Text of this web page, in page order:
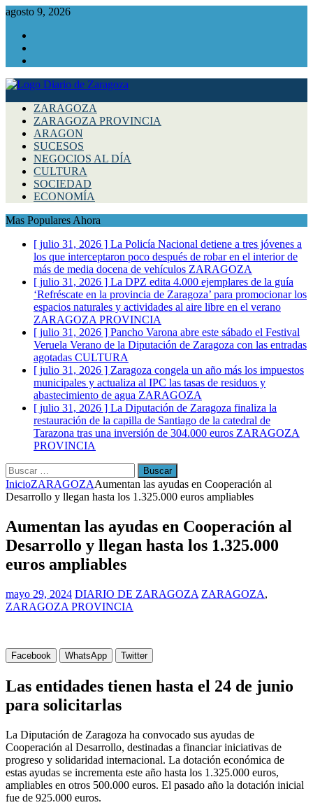
agosto 9, 2026
ZARAGOZA
ZARAGOZA PROVINCIA
ARAGON
SUCESOS
NEGOCIOS AL DÍA
CULTURA
SOCIEDAD
ECONOMÍA
Mas Populares Ahora
[ julio 31, 2026 ] La Policía Nacional detiene a tres jóvenes a
los que interceptaron poco después de robar en el interior de
más de media docena de vehículos ZARAGOZA
[ julio 31, 2026 ] La DPZ edita 4.000 ejemplares de la guía
‘Refréscate en la provincia de Zaragoza’ para promocionar los
espacios naturales y actividades al aire libre en el verano
ZARAGOZA PROVINCIA
[ julio 31, 2026 ] Pancho Varona abre este sábado el Festival
Veruela Verano de la Diputación de Zaragoza con las entradas
agotadas CULTURA
[ julio 31, 2026 ] Zaragoza congela un año más los impuestos
municipales y actualiza al IPC las tasas de residuos y
abastecimiento de agua ZARAGOZA
[ julio 31, 2026 ] La Diputación de Zaragoza finaliza la
restauración de la capilla de Santiago de la catedral de
Tarazona tras una inversión de 304.000 euros ZARAGOZA
PROVINCIA
Buscar:
InicioZARAGOZAAumentan las ayudas en Cooperación al
Desarrollo y llegan hasta los 1.325.000 euros ampliables
Aumentan las ayudas en Cooperación al
Desarrollo y llegan hasta los 1.325.000
euros ampliables
mayo 29, 2024 DIARIO DE ZARAGOZA ZARAGOZA,
ZARAGOZA PROVINCIA
Facebook WhatsApp Twitter
Las entidades tienen hasta el 24 de junio
para solicitarlas
La Diputación de Zaragoza ha convocado sus ayudas de
Cooperación al Desarrollo, destinadas a financiar iniciativas de
progreso y solidaridad internacional. La dotación económica de
estas ayudas se incrementa este año hasta los 1.325.000 euros,
ampliables en otros 500.000 euros. El pasado año la dotación inicial
fue de 925.000 euros.